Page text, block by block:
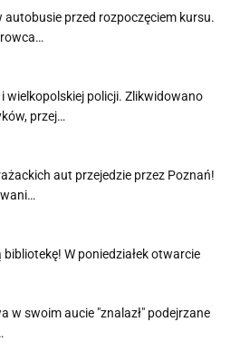
autobusie przed rozpoczęciem kursu.
i wielkopolskiej policji. Zlikwidowano
przej…
aut przejedzie przez Poznań!
W poniedziałek otwarcie
w swoim aucie "znalazł" podejrzane